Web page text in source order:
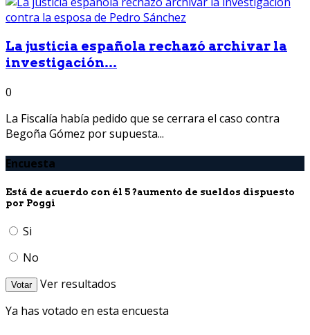
La justicia española rechazó archivar la
investigación...
0
La Fiscalía había pedido que se cerrara el caso contra
Begoña Gómez por supuesta...
Encuesta
Está de acuerdo con él 5 ?aumento de sueldos dispuesto
por Poggi
Si
No
Votar
Ver resultados
Ya has votado en esta encuesta